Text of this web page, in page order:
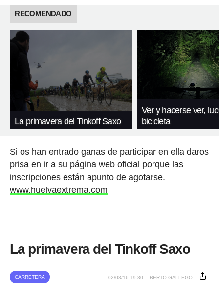
RECOMENDADO
La primavera del Tinkoff Saxo
Ver y hacerse ver,
bicicleta
Si os han entrado ganas de participar en ella daros
prisa en ir a su página web oficial porque las
inscripciones están apunto de agotarse.
www.huelvaextrema.com
La primavera del Tinkoff Saxo
CARRETERA 02/03/16 19:30 BERTO GALLEGO